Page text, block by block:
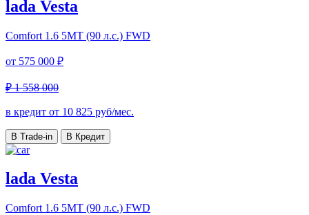
lada Vesta
Comfort 1.6 5MT (90 л.с.) FWD
от 575 000 ₽
₽ 1 558 000
в кредит от 10 825 руб/мес.
В Trade-in В Кредит
lada Vesta
Comfort 1.6 5MT (90 л.с.) FWD